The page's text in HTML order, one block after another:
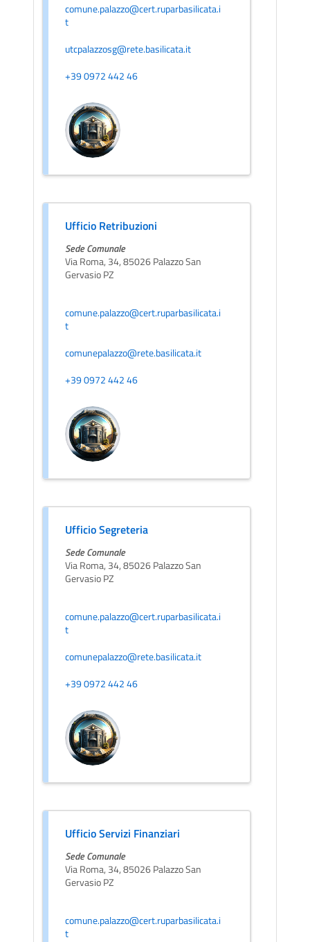
comune.palazzo@cert.ruparbasilicata.i
t
utcpalazzosg@rete.basilicata.it
+39 0972 442 46
Ufficio Retribuzioni
Sede Comunale
Via Roma, 34, 85026 Palazzo San
Gervasio PZ
comune.palazzo@cert.ruparbasilicata.i
t
comunepalazzo@rete.basilicata.it
+39 0972 442 46
Ufficio Segreteria
Sede Comunale
Via Roma, 34, 85026 Palazzo San
Gervasio PZ
comune.palazzo@cert.ruparbasilicata.i
t
comunepalazzo@rete.basilicata.it
+39 0972 442 46
Ufficio Servizi Finanziari
Sede Comunale
Via Roma, 34, 85026 Palazzo San
Gervasio PZ
comune.palazzo@cert.ruparbasilicata.i
t